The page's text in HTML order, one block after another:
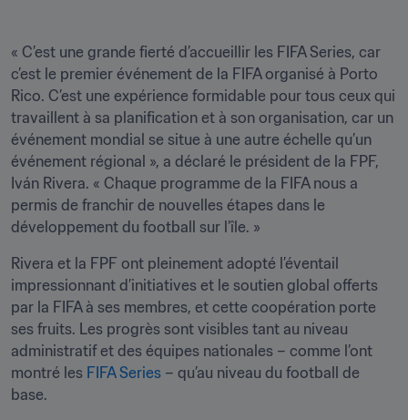
« C’est une grande fierté d’accueillir les FIFA Series, car
c’est le premier événement de la FIFA organisé à Porto
Rico. C’est une expérience formidable pour tous ceux qui
travaillent à sa planification et à son organisation, car un
événement mondial se situe à une autre échelle qu’un
événement régional », a déclaré le président de la FPF,
Iván Rivera. « Chaque programme de la FIFA nous a
permis de franchir de nouvelles étapes dans le
développement du football sur l’île. »
Rivera et la FPF ont pleinement adopté l’éventail
impressionnant d’initiatives et le soutien global offerts
par la FIFA à ses membres, et cette coopération porte
ses fruits. Les progrès sont visibles tant au niveau
administratif et des équipes nationales – comme l’ont
montré les FIFA Series – qu’au niveau du football de
base.